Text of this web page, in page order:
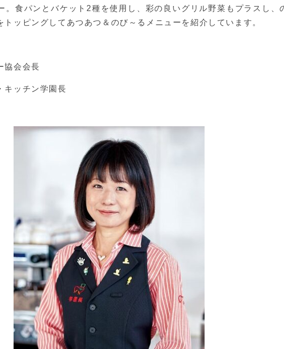
。食パンとバケット2種を使用し、彩の良いグリル野菜もプラスし、
ッピングしてあつあつ＆のび～るメニューを紹介しています。
協会会長
チン学園長